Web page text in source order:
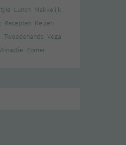
Lunch Makkelijk
Recepten Reizen
Tweedehands Vega
Zomer